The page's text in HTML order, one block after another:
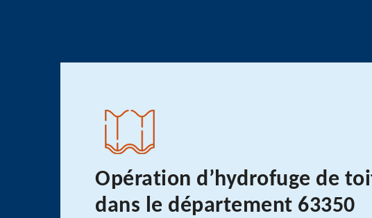
Opération d’hydrofuge de
dans le département 63350